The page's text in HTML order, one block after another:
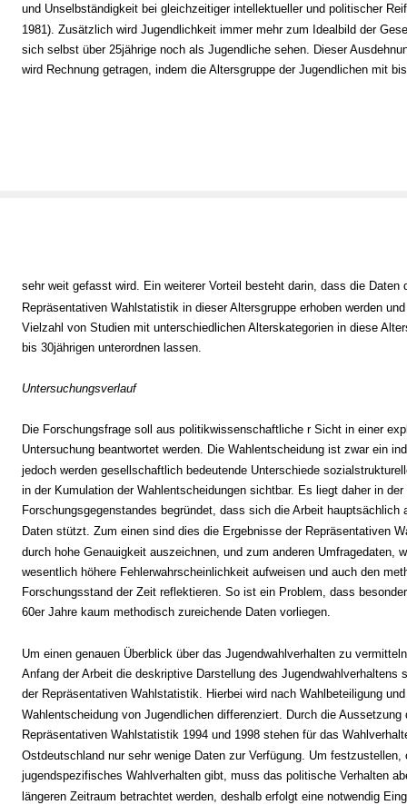
und Unselbständigkeit bei gleichzeitiger intellektueller und politischer
1981). Zusätzlich wird Jugendlichkeit immer mehr zum Idealbild der
sich selbst über 25jährige noch als Jugendliche sehen. Dieser
wird Rechnung getragen, indem die Altersgruppe der Jugendlichen mit
sehr weit gefasst wird. Ein weiterer Vorteil besteht darin, dass die Daten
Repräsentativen Wahlstatistik in dieser Altersgruppe erhoben werden
Vielzahl von Studien mit unterschiedlichen Alterskategorien in diese
bis 30jährigen unterordnen lassen.
Untersuchungsverlauf
Die Forschungsfrage soll aus politikwissenschaftliche r Sicht in einer
Untersuchung beantwortet werden. Die Wahlentscheidung ist zwar ein
jedoch werden gesellschaftlich bedeutende Unterschiede
in der Kumulation der Wahlentscheidungen sichtbar. Es liegt daher in der
Forschungsgegenstandes begründet, dass sich die Arbeit hauptsächlich
Daten stützt. Zum einen sind dies die Ergebnisse der Repräsentativen
durch hohe Genauigkeit auszeichnen, und zum anderen Umfragedaten,
wesentlich höhere Fehlerwahrscheinlichkeit aufweisen und auch den
Forschungsstand der Zeit reflektieren. So ist ein Problem, dass
60er Jahre kaum methodisch zureichende Daten vorliegen.
Um einen genauen Überblick über das Jugendwahlverhalten zu
Anfang der Arbeit die deskriptive Darstellung des Jugendwahlverhaltens
der Repräsentativen Wahlstatistik. Hierbei wird nach Wahlbeteiligung und
Wahlentscheidung von Jugendlichen differenziert. Durch die Aussetzung
Repräsentativen Wahlstatistik 1994 und 1998 stehen für das
Ostdeutschland nur sehr wenige Daten zur Verfügung. Um festzustellen,
jugendspezifisches Wahlverhalten gibt, muss das politische Verhalten
längeren Zeitraum betrachtet werden, deshalb erfolgt eine notwendig